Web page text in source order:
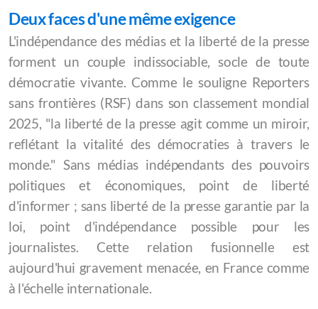
Deux faces d'une même exigence
L'indépendance des médias et la liberté de la presse
forment un couple indissociable, socle de toute
démocratie vivante. Comme le souligne Reporters
sans frontières (RSF) dans son classement mondial
2025, "la liberté de la presse agit comme un miroir,
reflétant la vitalité des démocraties à travers le
monde." Sans médias indépendants des pouvoirs
politiques et économiques, point de liberté
d'informer ; sans liberté de la presse garantie par la
loi, point d'indépendance possible pour les
journalistes. Cette relation fusionnelle est
aujourd'hui gravement menacée, en France comme
à l'échelle internationale.
Soirées Agri ou Art CINÉ
Les stages
Stage de polyphonies sardes
Stage de polyphonies corses
Les ateliers
Lactofermentation
Lombricompostage
La fresque du climat
Dans mes bagages